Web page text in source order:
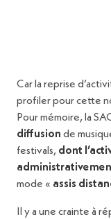
Car la reprise
profiler pour cette
Pour mémoire, la
diffusion de
festivals, dont
mode « assis
Il y a une crainte à